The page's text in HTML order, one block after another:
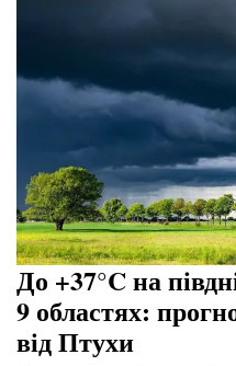
До +37°C на
9 областях:
від Птухи